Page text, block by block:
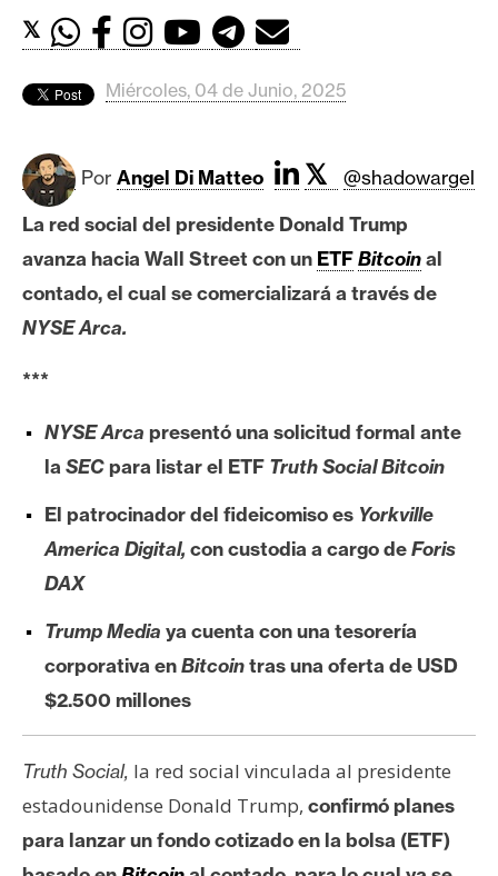
d
s
B
t
c
o
n
t
h
r
e
u
I
A
n
á
𝕏
Miércoles, 04 de Junio, 2025
Por Angel Di Matteo 𝕏
@shadowargel
La red social del presidente Donald Trump
avanza hacia Wall Street con un ETFBitcoinal
contado, el cual se comercializará a través de
NYSE Arca.
***
NYSE Arca presentó una solicitud formal ante
la SECpara listar el ETF Truth Social Bitcoin
El patrocinador del fideicomiso es Yorkville
America Digital, con custodia a cargo deForis
DAX
Trump Media ya cuenta con una tesorería
corporativa enBitcointras una oferta de USD
$2.500 millones
Truth Social, la red social vinculada al presidente
estadounidense Donald Trump, confirmó planes
para lanzar un fondo cotizado en la bolsa (ETF)